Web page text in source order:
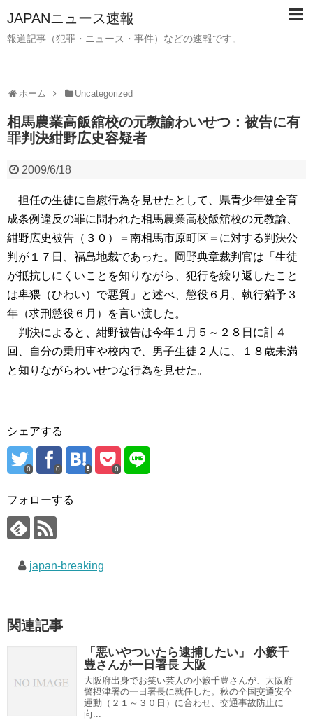
JAPANニュース速報
報道記事（犯罪・ニュース・事件）などの速報です。
ホーム Uncategorized
相馬農業高飯舘校の元教諭わいせつ：被告に有
罪判決紺野広史容疑者
2009/6/18
担任の生徒に自慰行為を見せたとして、県青少年健全育
成条例違反の罪に問われた相馬農業高校飯舘校の元教諭、
紺野広史被告（３０）＝南相馬市原町区＝に対する判決公
判が１７日、福島地裁であった。岡野典章裁判官は「生徒
が抵抗しにくいことを知りながら、犯行を繰り返したこと
は卑猥（ひわい）で悪質」と述べ、懲役６月、執行猶予３
年（求刑懲役６月）を言い渡した。
判決によると、紺野被告は今年１月５～２８日に計４
回、自分の乗用車や校内で、男子生徒２人に、１８歳未満
と知りながらわいせつな行為を見せた。
シェアする
0 0 0
フォローする
japan-breaking
関連記事
「悪いやついたら逮捕したい」 小籔千
豊さんが一日署長 大阪
大阪府出身でお笑い芸人の小籔千豊さんが、大阪府
警摂津署の一日署長に就任した。秋の全国交通安全
運動（２１～３０日）に合わせ、交通事故防止に
向...